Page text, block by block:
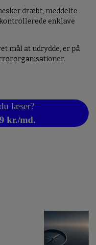
dræbt, meddelte
enklave
mål at udrydde, er på
læser?
kr./md.